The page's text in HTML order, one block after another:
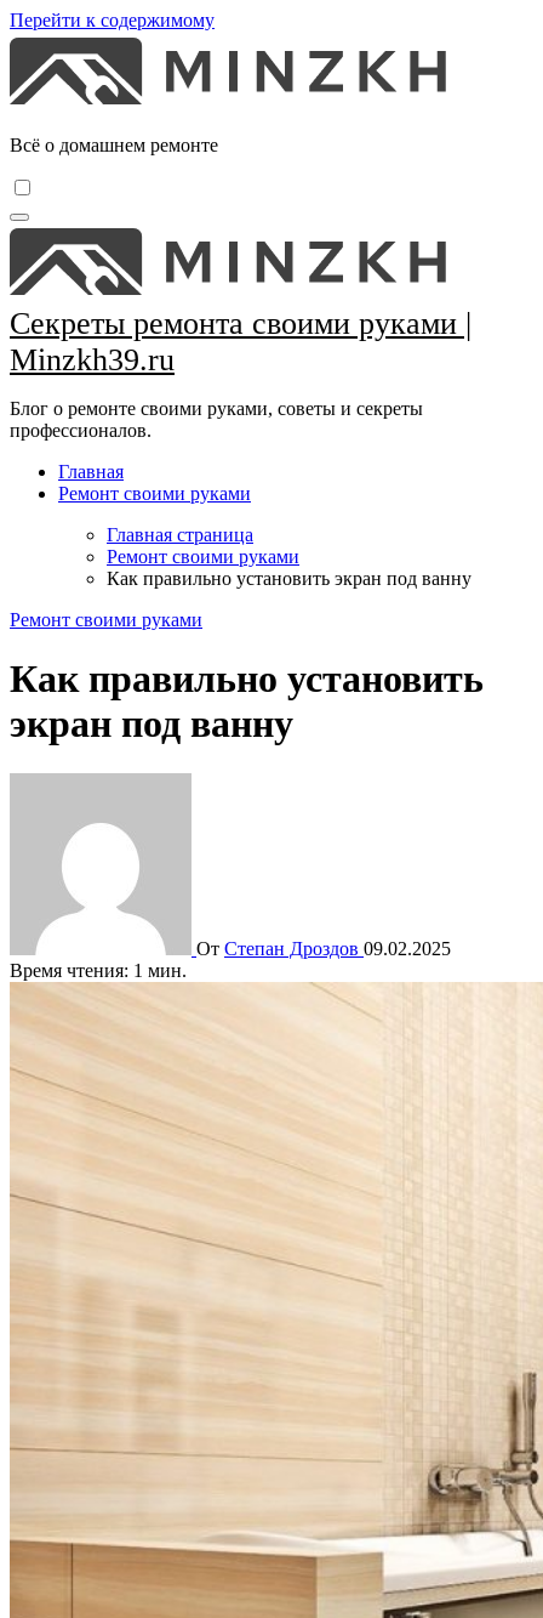
Перейти к содержимому
Всё о домашнем ремонте
Секреты ремонта своими руками |
Minzkh39.ru
Блог о ремонте своими руками, советы и секреты
профессионалов.
Главная
Ремонт своими руками
Главная страница
Ремонт своими руками
Как правильно установить экран под ванну
Ремонт своими руками
Как правильно установить
экран под ванну
От Степан Дроздов 09.02.2025
Время чтения: 1 мин.